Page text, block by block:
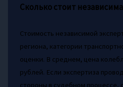
Сколько стоит
Стоимость независимой
региона, категории
оценки. В среднем, цена
рублей. Если экспертиза
стороны в судебном процессе,